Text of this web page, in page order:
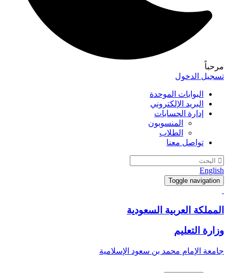
مرحباً
تسجيل الدخول
البوابات الموحدة
البريد الإلكتروني
إدارة الحسابات
المنسوبون
الطلاب
تواصل معنا
English
Toggle navigation
المملكة العربية السعودية
وزارة التعليم
جامعة الإمام محمد بن سعود الإسلامية